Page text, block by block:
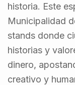
historia. Este
Municipalidad
stands donde
historias y
dinero,
creativo y